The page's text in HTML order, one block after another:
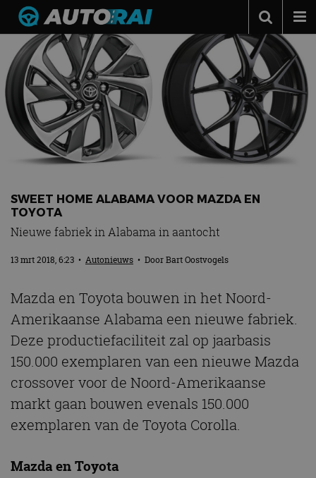
Autonieuws
Podcast
Autotests
Automerken
Adverteren
MotorRAI.nl
SWEET HOME ALABAMA VOOR MAZDA EN
TOYOTA
Nieuwe fabriek in Alabama in aantocht
13 mrt 2018, 6:23 • Autonieuws • DoorBart Oostvogels
Mazda en Toyota bouwen in het Noord-
Amerikaanse Alabama een nieuwe fabriek.
Deze productiefaciliteit zal op jaarbasis
150.000 exemplaren van een nieuwe Mazda
crossover voor de Noord-Amerikaanse
markt gaan bouwen evenals 150.000
exemplaren van de Toyota Corolla.
Mazda en Toyota